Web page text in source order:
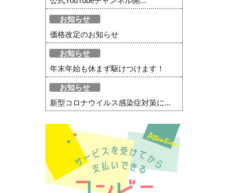
お知らせ
価格改定のお知らせ
お知らせ
年末年始も休まず駆けつけます！
お知らせ
新型コロナウイルス感染症対策に...